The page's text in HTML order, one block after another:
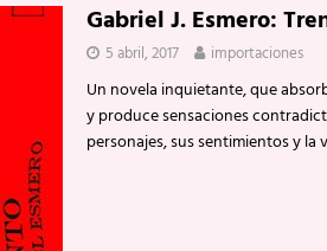
Gabriel J. Esmero:
5 abril, 2017 importaciones
Un novela inquietante, que
y produce sensaciones
personajes, sus sentimientos y